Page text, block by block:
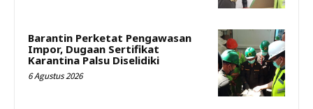
Barantin Perketat Pengawasan
Impor, Dugaan Sertifikat
Karantina Palsu Diselidiki
6 Agustus 2026